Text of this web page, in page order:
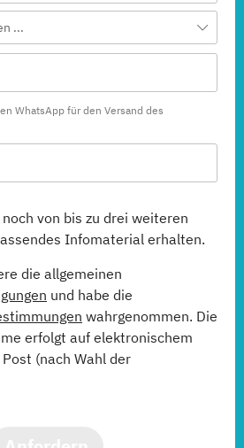
Duales Studium)
Duales Studium)
Handelsmanagement &
Duales Studium)
...
WhatsApp für den Versand des
von bis zu drei weiteren
Infomaterial erhalten.
die allgemeinen
und habe die
wahrgenommen. Die
erfolgt auf elektronischem
(nach Wahl der